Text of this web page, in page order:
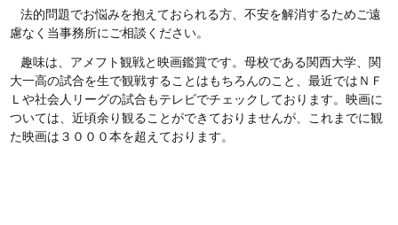
法的問題でお悩みを抱えておられる方、不安を解消するためご遠
慮なく当事務所にご相談ください。
趣味は、アメフト観戦と映画鑑賞です。母校である関西大学、関
大一高の試合を生で観戦することはもちろんのこと、最近ではＮＦ
Ｌや社会人リーグの試合もテレビでチェックしております。映画に
ついては、近頃余り観ることができておりませんが、これまでに観
た映画は３０００本を超えております。